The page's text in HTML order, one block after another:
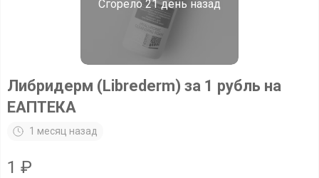
Сгорело 21 день назад
Либридерм (Librederm) за 1 рубль на
ЕАПТЕКА
1 месяц назад
1 ₽